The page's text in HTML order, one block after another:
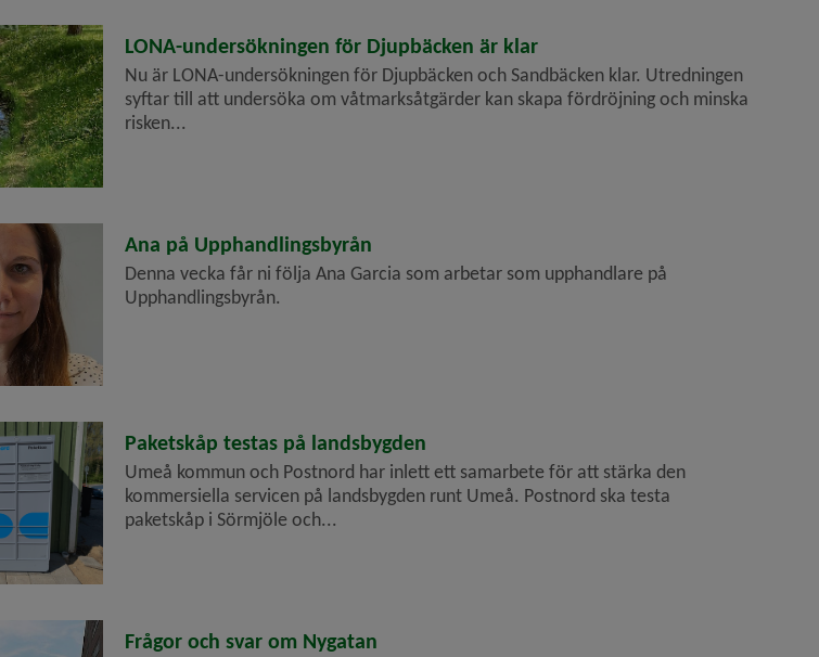
2023-06-20
LONA-undersökningen för Djupbäcken är klar
Nu är LONA-undersökningen för Djupbäcken och Sandbäcken klar. Utredningen
syftar till att undersöka om våtmarksåtgärder kan skapa fördröjning och minska
risken...
2023-06-14
Ana på Upphandlingsbyrån
Denna vecka får ni följa Ana Garcia som arbetar som upphandlare på
Upphandlingsbyrån.
2023-06-12
Paketskåp testas på landsbygden
Umeå kommun och Postnord har inlett ett samarbete för att stärka den
kommersiella servicen på landsbygden runt Umeå. Postnord ska testa
paketskåp i Sörmjöle och...
2023-05-30
Frågor och svar om Nygatan